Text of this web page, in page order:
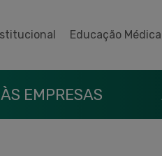
Educação Médica
ÀS EMPRESAS